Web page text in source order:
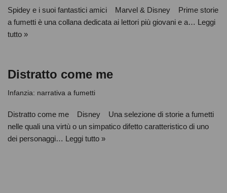
Spidey e i suoi fantastici amici Marvel & Disney Prime storie
a fumetti è una collana dedicata ai lettori più giovani e a… Leggi
tutto »
Distratto come me
Infanzia: narrativa a fumetti
Distratto come me Disney Una selezione di storie a fumetti
nelle quali una virtù o un simpatico difetto caratteristico di uno
dei personaggi… Leggi tutto »